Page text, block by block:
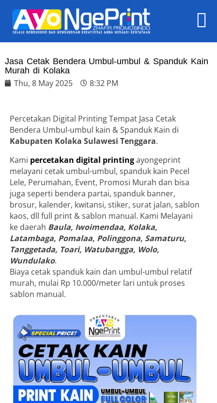
Jasa Cetak Bendera Umbul-umbul & Spanduk Kain
Murah di Kolaka
Thu, 8 May 2025 8:32 PM
Percetakan Digital Printing Tempat Jasa Cetak
Bendera Umbul-umbul kain & Spanduk Kain di
Kabupaten Kolaka Sulawesi Tenggara.
Kami percetakan digital printingayongeprint
melayani cetak umbul-umbul, spanduk kain Pecel
Lele, Perumahan, Event, Promosi Murah dan bisa
juga seperti bendera partai, spanduk banner,
brosur, kalender, kwitansi, stiker, surat jalan, sablon
kaos, dll full print & sablon manual. Kami Melayani
ke daerah Baula, Iwoimendaa, Kolaka,
Latambaga, Pomalaa, Polinggona, Samaturu,
Tanggetada, Toari, Watubangga, Wolo,
Wundulako.
Biaya cetak spanduk kain dan umbul-umbul relatif
murah, mulai Rp 10.000/meter lari untuk proses
sablon manual.